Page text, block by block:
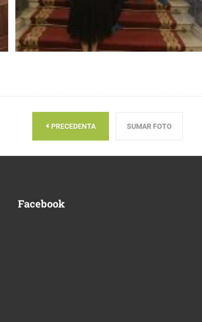
PRECEDENTA SUMAR FOTO
Facebook